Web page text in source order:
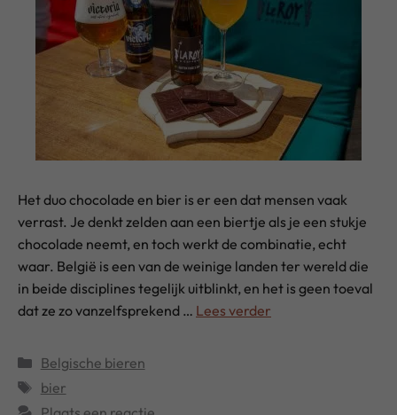
Het duo chocolade en bier is er een dat mensen vaak
verrast. Je denkt zelden aan een biertje als je een stukje
chocolade neemt, en toch werkt de combinatie, echt
waar. België is een van de weinige landen ter wereld die
in beide disciplines tegelijk uitblinkt, en het is geen toeval
dat ze zo vanzelfsprekend … Lees verder
Categorieën
Belgische bieren
Tags
bier